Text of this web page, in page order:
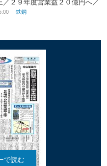
鉄鋼